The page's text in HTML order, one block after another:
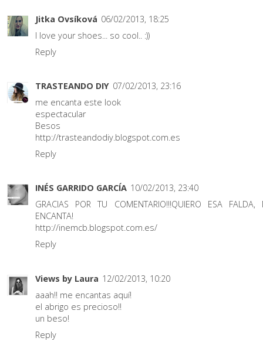
Jitka Ovsíková 06/02/2013, 18:25
I love your shoes... so cool.. :))
Reply
TRASTEANDO DIY 07/02/2013, 23:16
me encanta este look
espectacular
Besos
http://trasteandodiy.blogspot.com.es
Reply
INÉS GARRIDO GARCÍA 10/02/2013, 23:40
GRACIAS POR TU COMENTARIO!!!QUIERO ESA FALDA,
ENCANTA!
http://inemcb.blogspot.com.es/
Reply
Views by Laura 12/02/2013, 10:20
aaah!! me encantas aquí!
el abrigo es precioso!!
un beso!
Reply